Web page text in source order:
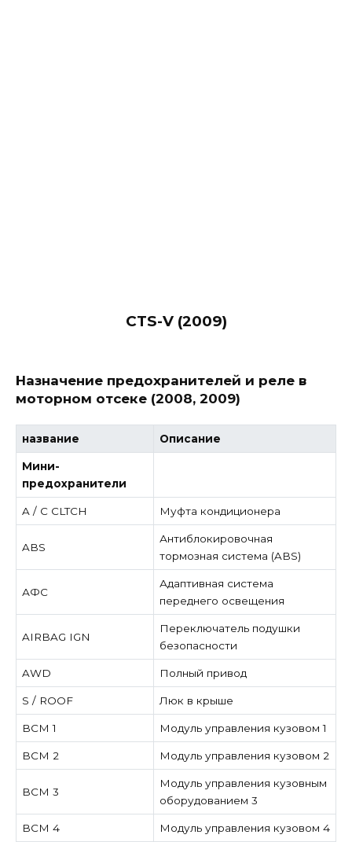
CTS-V (2009)
Назначение предохранителей и реле в
моторном отсеке (2008, 2009)
название Описание
Мини-
предохранители
A / C CLTCH Муфта кондиционера
ABS
Антиблокировочная
тормозная система (ABS)
АФС
Адаптивная система
переднего освещения
AIRBAG IGN
Переключатель подушки
безопасности
AWD Полный привод
S / ROOF Люк в крыше
BCM 1 Модуль управления кузовом 1
BCM 2 Модуль управления кузовом 2
BCM 3
Модуль управления кузовным
оборудованием 3
BCM 4 Модуль управления кузовом 4